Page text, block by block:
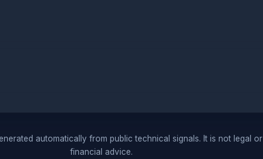
automatically from public technical signals. It is not legal or
financial advice.